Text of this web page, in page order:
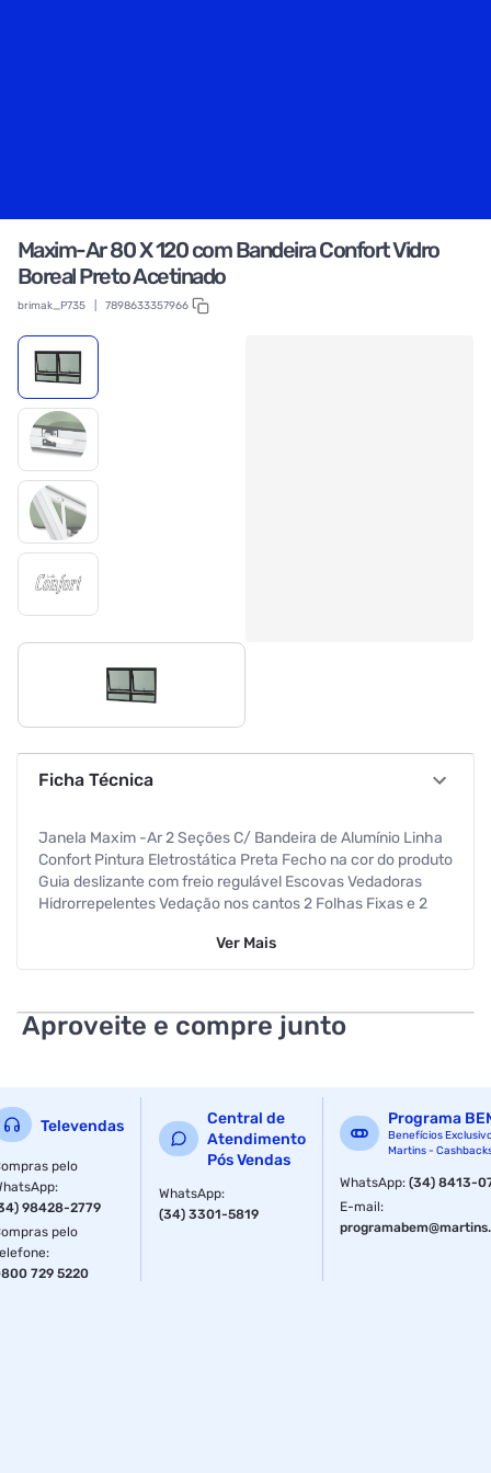
Maxim-Ar 80 X 120 com Bandeira Confort Vidro
Boreal Preto Acetinado
brimak_P735 7898633357966
Ficha Técnica
Janela Maxim -Ar 2 Seções C/ Bandeira de Alumínio Linha
Confort Pintura Eletrostática Preta Fecho na cor do produto
Guia deslizante com freio regulável Escovas Vedadoras
Hidrorrepelentes Vedação nos cantos 2 Folhas Fixas e 2
120 Cm Requadro 3 Cm Atende NBR10821 Garantia de 5
Ver Mais
Aproveite e compre junto
Televendas
pelo
:
98428-2779
pelo
:
729 5220
Central de
Atendimento
Pós Vendas
WhatsApp:
(34) 3301-5819
Programa
Benefícios
Martins -
WhatsApp:(34) 8413-
E-mail: